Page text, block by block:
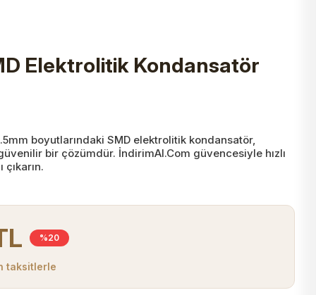
Elektrolitik Kondansatör
boyutlarındaki SMD elektrolitik kondansatör,
bir çözümdür. İndirimAl.Com güvencesiyle hızlı
%20
taksitlerle